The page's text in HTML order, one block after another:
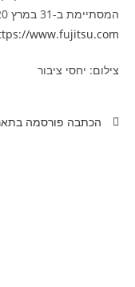
המסתיימת ב-31 במרץ 2020. למידע נוסף אנא בקרו באתר
www.fujitsu.com
צילום: יחסי ציבור
הכתבה פורסמה